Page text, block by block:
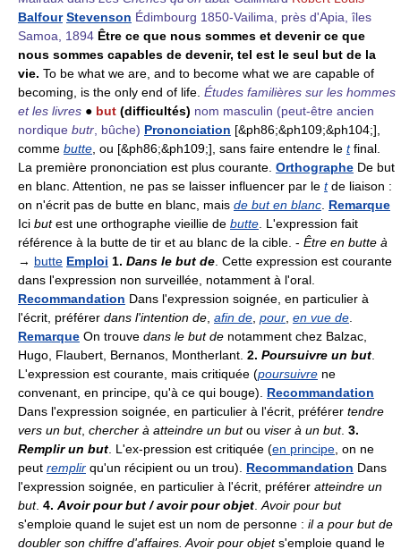
Balfour Stevenson Édimbourg 1850-Vailima, près d'Apia, îles
Samoa, 1894 Être ce que nous sommes et devenir ce que
nous sommes capables de devenir, tel est le seul but de la
vie. To be what we are, and to become what we are capable of
becoming, is the only end of life. Études familières sur les hommes
et les livres ● but (difficultés) nom masculin (peut-être ancien
nordique butr , bûche) Prononciation [&ph86;&ph109;&ph104;],
comme butte , ou [&ph86;&ph109;], sans faire entendre le tfinal.
La première prononciation est plus courante. Orthographe De but
en blanc. Attention, ne pas se laisser influencer par le tde liaison :
on n'écrit pas de butte en blanc, mais de but en blanc Remarque
Ici butest une orthographe vieillie de butte . L'expression fait
référence à la butte de tir et au blanc de la cible. - Être en butte à
→ butte Emploi 1. Dans le but de . Cette expression est courante
dans l'expression non surveillée, notamment à l'oral.
Recommandation Dans l'expression soignée, en particulier à
l'écrit, préférer dans l'intention de afin de pour en vue de
Remarque On trouve dans le but de notamment chez Balzac,
Hugo, Flaubert, Bernanos, Montherlant. 2. Poursuivre un but
L'expression est courante, mais critiquée (poursuivre ne
convenant, en principe, qu'à ce qui bouge). Recommandation
Dans l'expression soignée, en particulier à l'écrit, préférer tendre
vers un but, chercher à atteindre un butou viser à un but. 3.
Remplir un but . L'ex-pression est critiquée (en principe , on ne
peut remplir qu'un récipient ou un trou). Recommandation Dans
l'expression soignée, en particulier à l'écrit, préférer atteindre un
but. 4. Avoir pour but / avoir pour objet Avoir pour but
s'emploie quand le sujet est un nom de personne : il a pour but de
doubler son chiffre d'affaires. Avoir pour objets'emploie quand le